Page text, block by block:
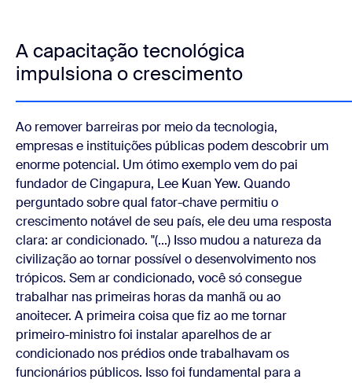
A capacitação tecnológica
impulsiona o crescimento
Ao remover barreiras por meio da tecnologia,
empresas e instituições públicas podem descobrir um
enorme potencial. Um ótimo exemplo vem do pai
fundador de Cingapura, Lee Kuan Yew. Quando
perguntado sobre qual fator-chave permitiu o
crescimento notável de seu país, ele deu uma resposta
clara: ar condicionado. "(...) Isso mudou a natureza da
civilização ao tornar possível o desenvolvimento nos
trópicos. Sem ar condicionado, você só consegue
trabalhar nas primeiras horas da manhã ou ao
anoitecer. A primeira coisa que fiz ao me tornar
primeiro-ministro foi instalar aparelhos de ar
condicionado nos prédios onde trabalhavam os
funcionários públicos. Isso foi fundamental para a